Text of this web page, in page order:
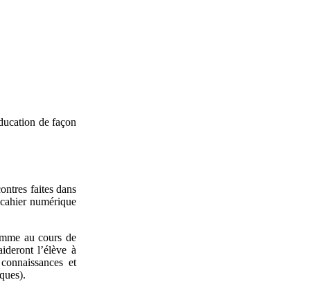
de façon
faites dans
numérique
au cours de
l’élève à
et